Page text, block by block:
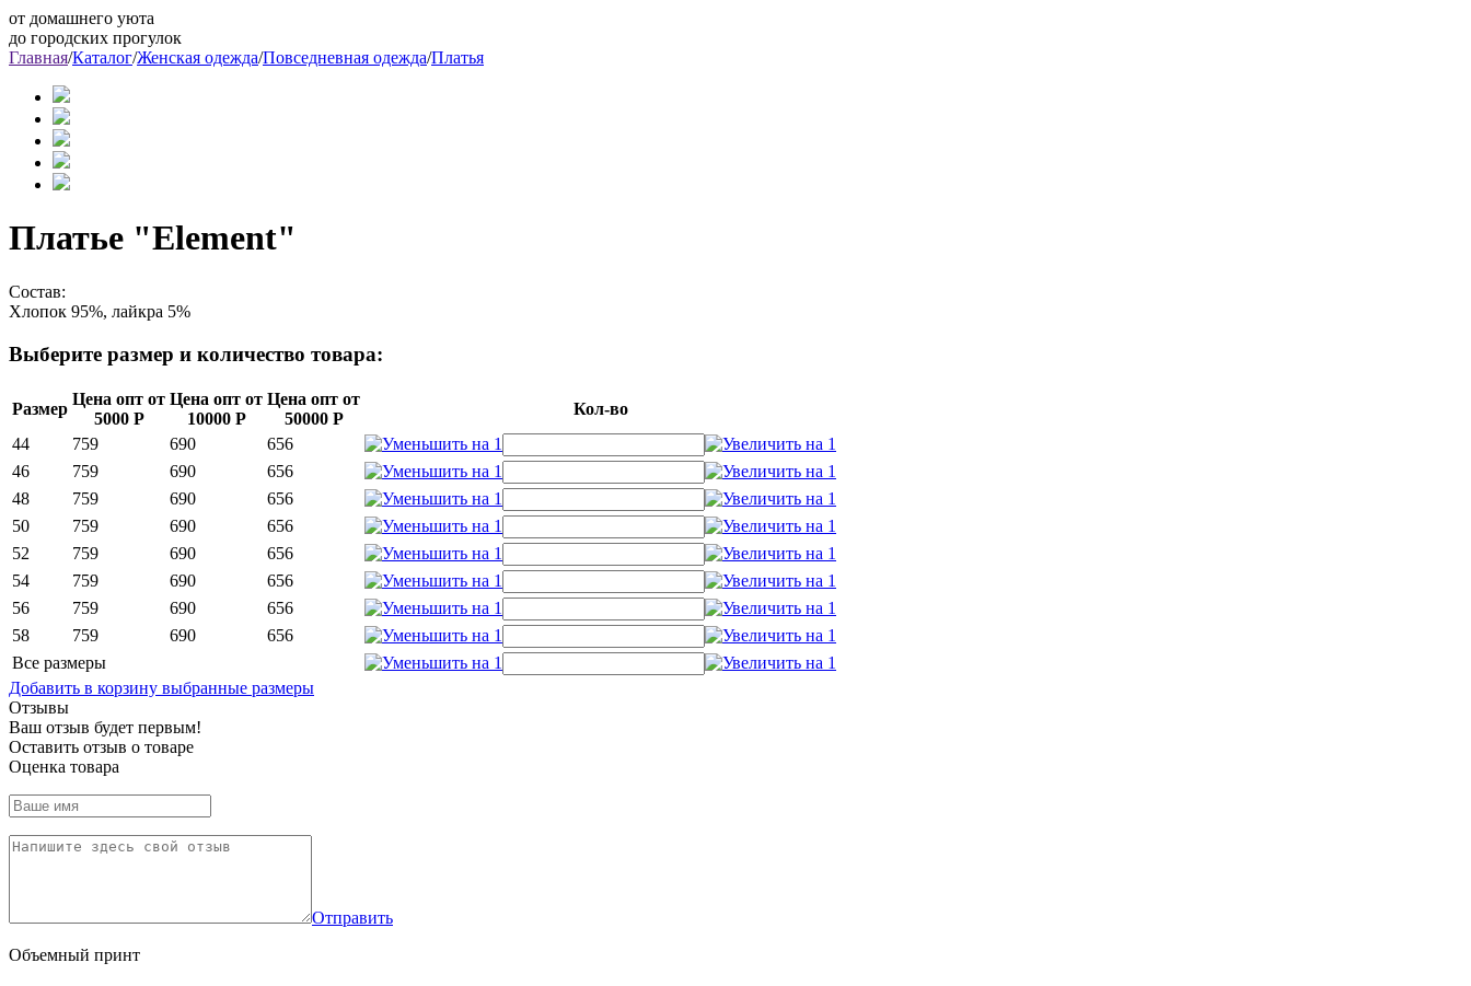
от домашнего уюта
до городских прогулок
Главная/Каталог/Женская одежда/Повседневная одежда/Платья
Платье "Element"
Состав:
Хлопок 95%, лайкра 5%
Выберите размер и количество товара:
Размер
Цена опт от
5000 Р
Цена опт от
10000 Р
Цена опт от
50000 Р
Кол-во
44
759 690
656
46
759 690
656
48
759 690
656
50
759 690
656
52
759 690
656
54
759 690
656
56
759 690
656
58
759 690
656
Все размеры
Добавить в корзину выбранные размеры
Отзывы
Ваш отзыв будет первым!
Оставить отзыв о товаре
Оценка товара
Отправить
Объемный принт